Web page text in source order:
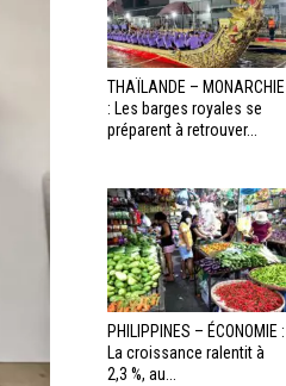
THAÏLANDE – MONARCHIE
: Les barges royales se
préparent à retrouver...
PHILIPPINES – ÉCONOMIE :
La croissance ralentit à
2,3 %, au...